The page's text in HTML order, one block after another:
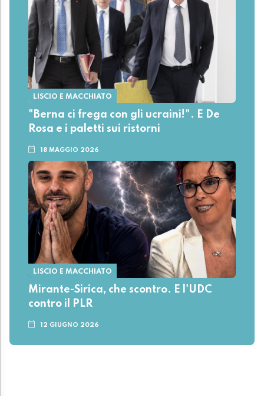
LISCIO E MACCHIATO
"Berna ci frega con gli ucraini!". E De
Rosa e i paletti sui ristorni
18 MAGGIO 2026
LISCIO E MACCHIATO
Mirante-Sirica, che scontro. E l'UDC
contro il PLR
12 GIUGNO 2026